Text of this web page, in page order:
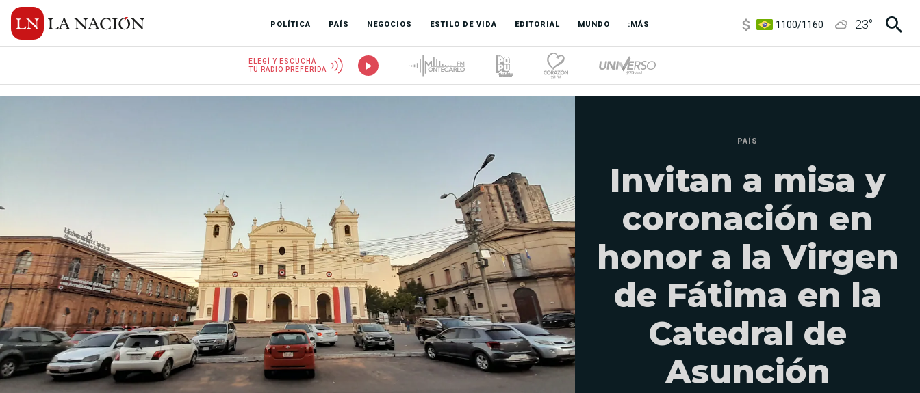
POLÍTICA PAÍS NEGOCIOS ESTILO DE VIDA EDITORIAL MUNDO :MÁS
3,8/4
23°
ELEGÍ Y ESCUCHÁ
TU RADIO PREFERIDA
PAÍS
Invitan a misa y
coronación en
honor a la Virgen
de Fátima en la
Catedral de
Asunción